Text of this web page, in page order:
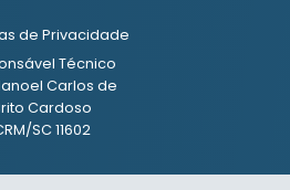
de Privacidade
Técnico
Carlos de
Cardoso
SC 11602